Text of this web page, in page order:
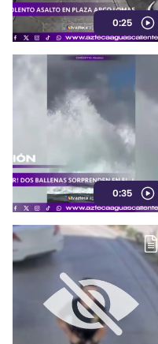
0:25
0:35